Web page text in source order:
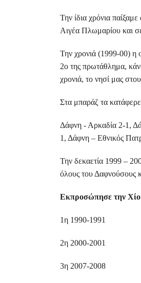
Την ίδια χρόνια
Αιγέα Πλωμαρίου και
Την χρονιά (1999-00) η
2ο της πρωτάθλημα,
χρονιά, το νησί μας
Στα μπαράζ τα
Δάφνη - Αρκαδία 2-1,
1, Δάφνη – Εθνικός
Την δεκαετία 1999 –
όλους του Δαφνούσους
Εκπροσώπησε την
1η 1990-1991
2η 2000-2001
3η 2007-2008